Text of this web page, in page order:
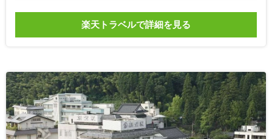
楽天トラベルで詳細を見る